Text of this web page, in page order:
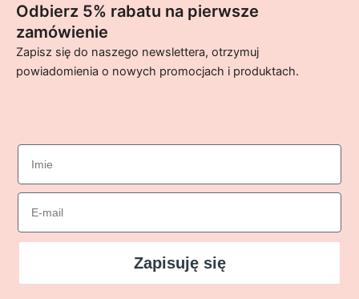
Odbierz 5% rabatu na pierwsze
zamówienie
Zapisz się do naszego newslettera, otrzymuj
powiadomienia o nowych promocjach i produktach.
imie
Email
Zapisuję się